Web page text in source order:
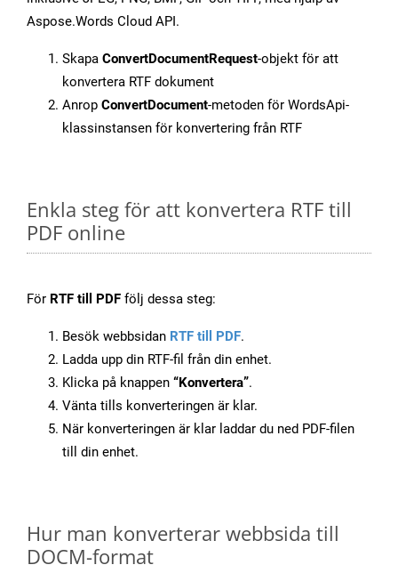
Aspose.Words Cloud API.
Skapa ConvertDocumentRequest-objekt för att
konvertera RTF dokument
Anrop ConvertDocument-metoden för WordsApi-
klassinstansen för konvertering från RTF
Enkla steg för att konvertera RTF till
PDF online
För RTF till PDF följ dessa steg:
Besök webbsidan RTF till PDF.
Ladda upp din RTF-fil från din enhet.
Klicka på knappen “Konvertera”.
Vänta tills konverteringen är klar.
När konverteringen är klar laddar du ned PDF-filen
till din enhet.
Hur man konverterar webbsida till
DOCM-format